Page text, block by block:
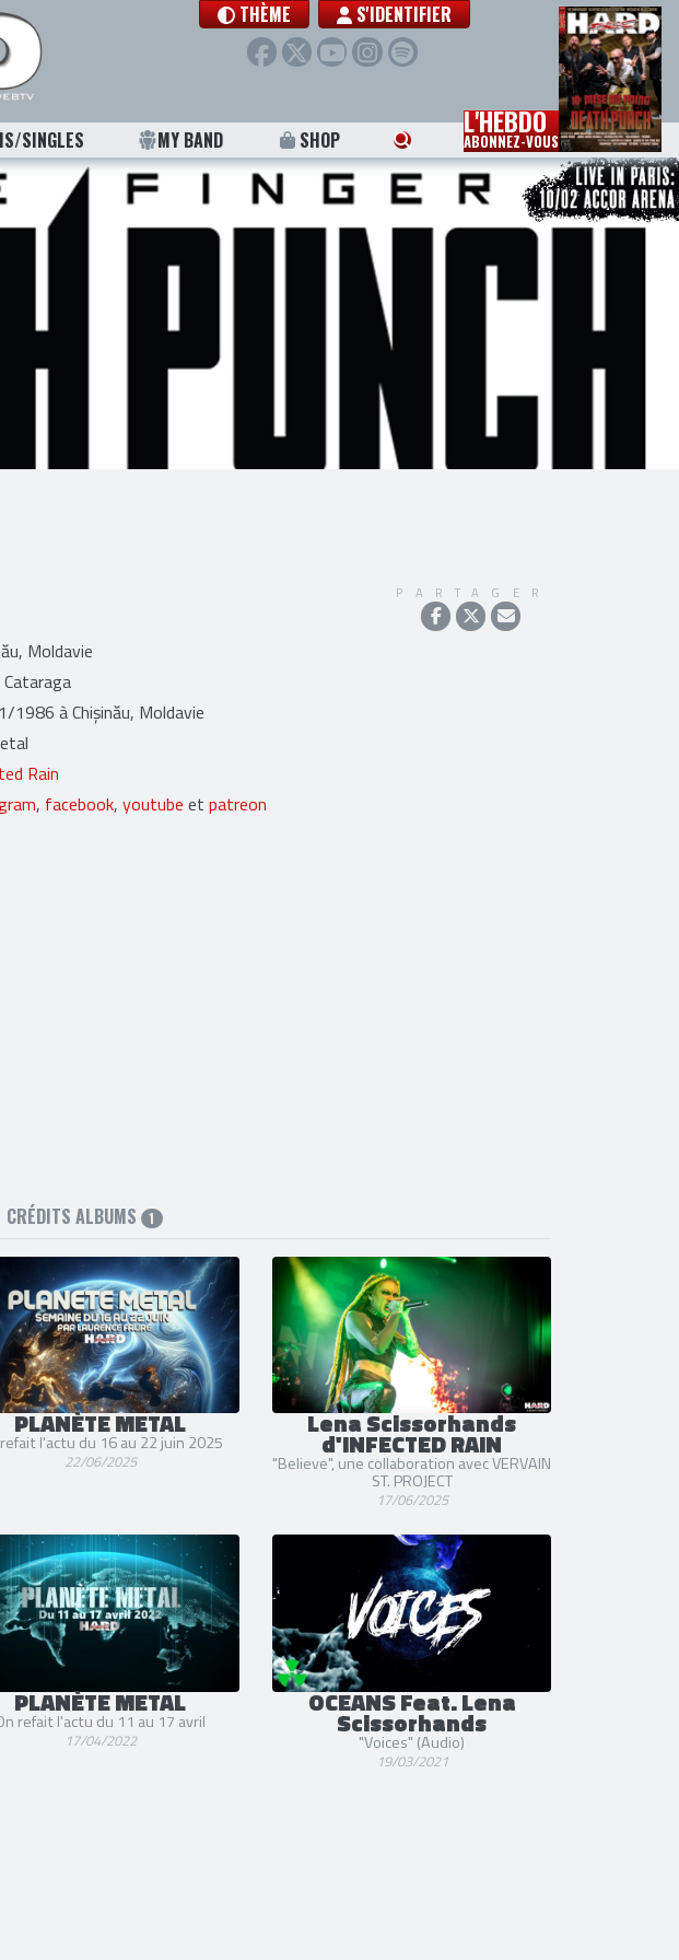
THÈME S'IDENTIFIER
SINGLES MY BAND SHOP L'HEBDO
ABONNEZ-VOUS
PARTAGER
Moldavie
Cataraga
1986 à Chișinău, Moldavie
Rain
, facebook, youtube et patreon
CRÉDITS ALBUMS 1
PLANÈTE METAL
l'actu du 16 au 22 juin 2025
22/06/2025
Lena Scissorhands
d'INFECTED RAIN
"Believe", une collaboration avec VERVAIN
ST. PROJECT
17/06/2025
PLANÈTE METAL
refait l'actu du 11 au 17 avril
17/04/2022
OCEANS Feat. Lena
Scissorhands
"Voices" (Audio)
19/03/2021